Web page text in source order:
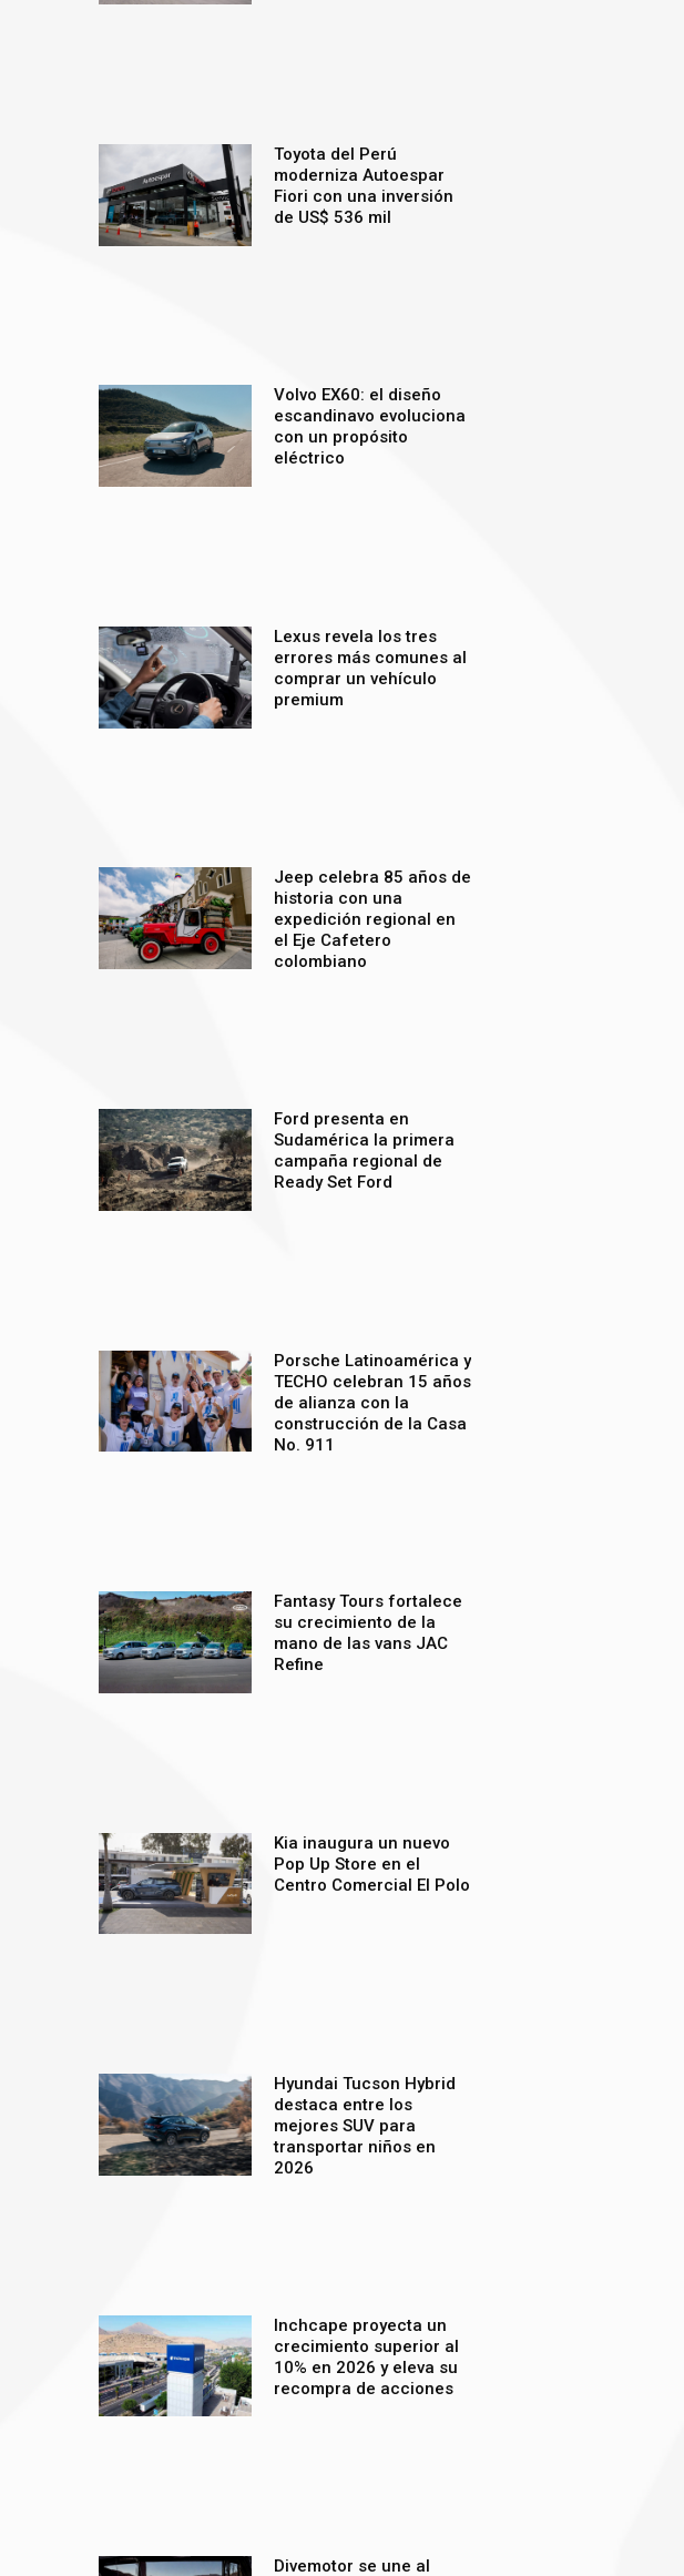
Toyota del Perú
moderniza Autoespar
Fiori con una inversión
de US$ 536 mil
Volvo EX60: el diseño
escandinavo evoluciona
con un propósito
eléctrico
Lexus revela los tres
errores más comunes al
comprar un vehículo
premium
Jeep celebra 85 años de
historia con una
expedición regional en
el Eje Cafetero
colombiano
Ford presenta en
Sudamérica la primera
campaña regional de
Ready Set Ford
Porsche Latinoamérica y
TECHO celebran 15 años
de alianza con la
construcción de la Casa
No. 911
Fantasy Tours fortalece
su crecimiento de la
mano de las vans JAC
Refine
Kia inaugura un nuevo
Pop Up Store en el
Centro Comercial El Polo
Hyundai Tucson Hybrid
destaca entre los
mejores SUV para
transportar niños en
2026
Inchcape proyecta un
crecimiento superior al
10% en 2026 y eleva su
recompra de acciones
Divemotor se une al